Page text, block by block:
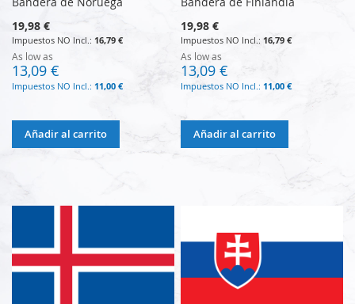
19,98 €
16,79 €
As low as
13,09 €
11,00 €
Añadir al carrito
19,98 €
16,79 €
As low as
13,09 €
11,00 €
Añadir al carrito